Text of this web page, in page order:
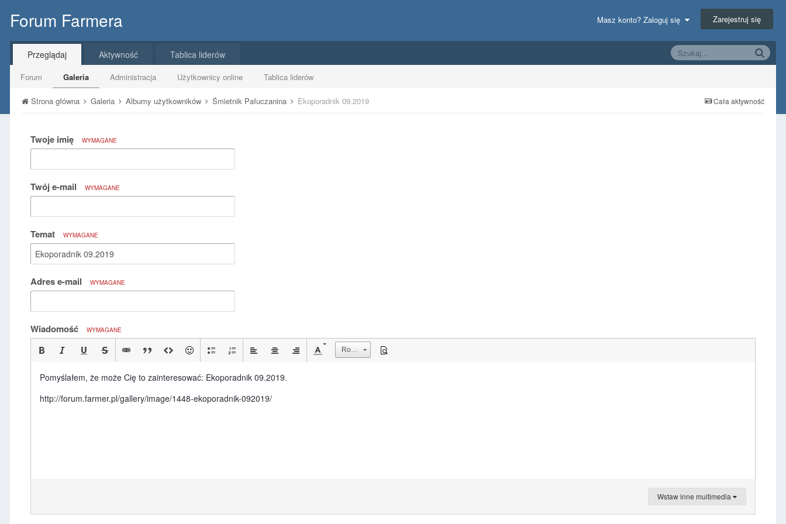
Forum Farmera Masz konto? Zaloguj się Zarejestruj się
Przeglądaj
Forum Galeria Administracja Użytkownicy online Tablica liderów
Aktywność Tablica liderów
Cała aktywność
Strona główna Galeria Albumy użytkowników Śmietnik Pałuczanina Ekoporadnik 09.2019
Twoje imię WYMAGANE
Twój e-mail WYMAGANE
Temat WYMAGANE
Adres e-mail WYMAGANE
Wiadomość WYMAGANE
Rozmiar
Pomyślałem, że może Cię to zainteresować: Ekoporadnik 09.2019.
http://forum.farmer.pl/gallery/image/1448-ekoporadnik-092019/
Wstaw inne multimedia